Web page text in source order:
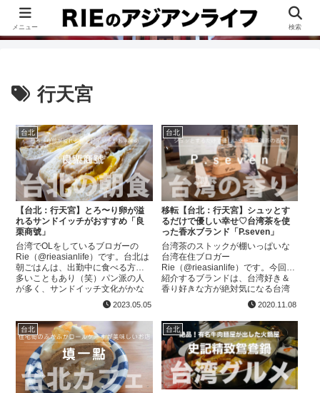
このブログは、台湾が好きすぎて移住したRieがグルメ、観光、生活・ビジネ
ス情報、アジア旅経験などをまとめた台湾ブログです。
行天宮
台北
【台北：行天宮】とろ〜り卵が溢
れるサンドイッチがおすすめ「良
栗商號」
台湾でOLをしているブロガーの
Rie（@rieasianlife）です。台北は
朝ごはんは、出勤中に食べる方が
多いこともあり（笑）パン派の人
が多く、サンドイッチ文化がかな
り発達してます。今回紹介したい
お店も平日でも行列ができてい
る、美味しいと...
2023.05.05
台北
移転【台北：行天宮】シュッとす
るだけで優しい幸せ♡台湾茶を使
った香水ブランド「P.seven」
台湾茶のストックが棚いっぱいな
台湾在住ブロガー
Rie（@rieasianlife）です。今回ご
紹介するブランドは、台湾好き＆
香り好きな方が絶対気になる台湾
茶を使った香水のブランド。私も
最近知ったブランドなんですが、
P.seven公式Twit...
2020.11.08
台北 台北
メニュー 検索